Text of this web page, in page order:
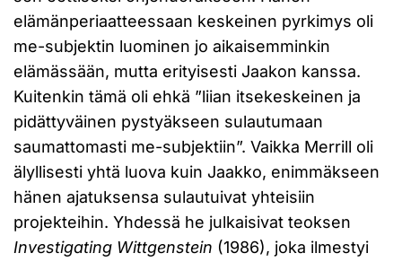
elämänperiaatteessaan keskeinen pyrkimys oli
me-subjektin luominen jo aikaisemminkin
elämässään, mutta erityisesti Jaakon kanssa.
Kuitenkin tämä oli ehkä ”liian itsekeskeinen ja
pidättyväinen pystyäkseen sulautumaan
saumattomasti me-subjektiin”. Vaikka Merrill oli
älyllisesti yhtä luova kuin Jaakko, enimmäkseen
hänen ajatuksensa sulautuivat yhteisiin
projekteihin. Yhdessä he julkaisivat teoksen
Investigating Wittgenstein (1986), joka ilmestyi